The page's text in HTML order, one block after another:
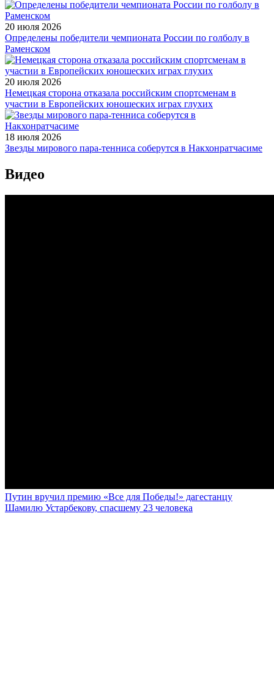
20 июля 2026
Определены победители чемпионата России по голболу в
Раменском
20 июля 2026
Немецкая сторона отказала российским спортсменам в
участии в Европейских юношеских играх глухих
18 июля 2026
Звезды мирового пара-тенниса соберутся в Накхонратчасиме
Видео
Путин вручил премию «Все для Победы!» дагестанцу
Шамилю Устарбекову, спасшему 23 человека